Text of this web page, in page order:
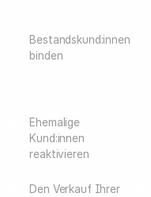
Bestandskund:innen
binden
Ehemalige
Kund:innen
reaktivieren
Den Verkauf Ihrer